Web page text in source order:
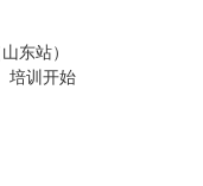
东站）
培训开始